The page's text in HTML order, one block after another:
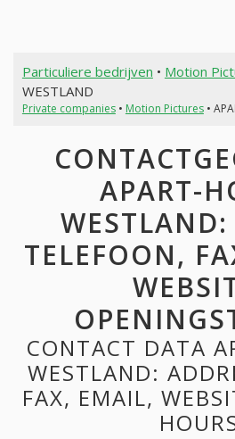
Particuliere bedrijven • Motion
WESTLAND
Private companies• Motion Pictures•
APART-
WESTLAND:
TELEFOON,
CONTACT DATA
WESTLAND:
FAX, EMAIL,